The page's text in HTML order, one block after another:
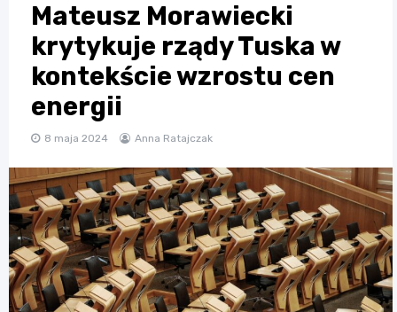
Mateusz Morawiecki
krytykuje rządy Tuska w
kontekście wzrostu cen
energii
8 maja 2024 Anna Ratajczak